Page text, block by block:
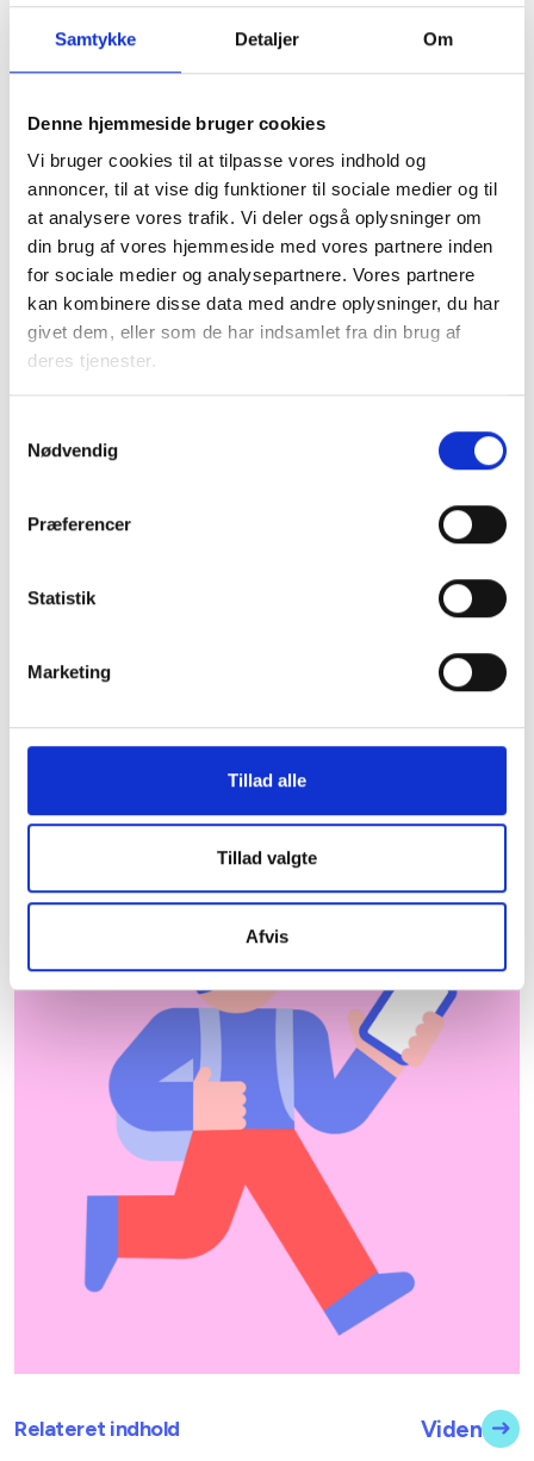
Samtykke Detaljer Om
Denne hjemmeside bruger cookies
Vi bruger cookies til at tilpasse vores indhold og
annoncer, til at vise dig funktioner til sociale medier og til
at analysere vores trafik. Vi deler også oplysninger om
din brug af vores hjemmeside med vores partnere inden
for sociale medier og analysepartnere. Vores partnere
kan kombinere disse data med andre oplysninger, du har
givet dem, eller som de har indsamlet fra din brug af
deres tjenester.
Nødvendig
Præferencer
Statistik
Marketing
Tillad alle
Tillad valgte
Afvis
I samarbejde med kommunen tager den almene sektor
socialt ansvar og løser en række opgaver, blandt andet
med boligsocial anvisning og aftaler om fleksibel udlejning
af de almene boliger.
Almene boliger drives uden profit, så ingen tjener på
huslejen. En del af beboernes husleje går til
Landsbyggefonden, som støtter fysiske og sociale
indsatser i almene boligområder. Dette sikrer, at by- og
Faktaark om almene boliger i
De almene boligorganisationer er centrale aktører
nyttig information om almene boliger i Viborg
Hvor kommer dataene
Relateret indhold Viden